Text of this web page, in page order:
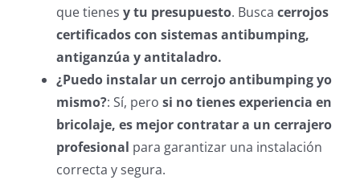
que tienes y tu presupuesto. Busca cerrojos
certificados con sistemas antibumping,
antiganzúa y antitaladro.
¿Puedo instalar un cerrojo antibumping yo
mismo?: Sí, pero si no tienes experiencia en
bricolaje, es mejor contratar a un cerrajero
profesional para garantizar una instalación
correcta y segura.